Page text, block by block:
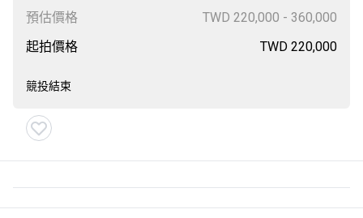
預估價格
TWD 220,000 - 360,000
起拍價格
TWD 220,000
競投結束